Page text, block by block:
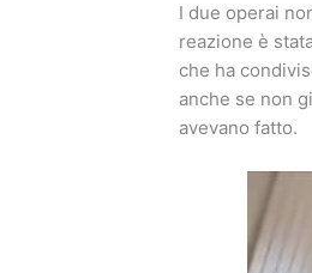
I due operai
reazione è
che ha
anche se non
avevano fatto.